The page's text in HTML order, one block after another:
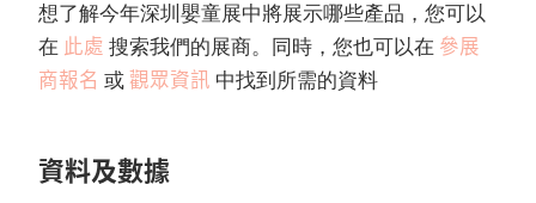
想了解今年深圳嬰童展中將展示哪些產品，您可以
在 此處 搜索我們的展商。同時，您也可以在 參展
商報名 或 觀眾資訊 中找到所需的資料
資料及數據